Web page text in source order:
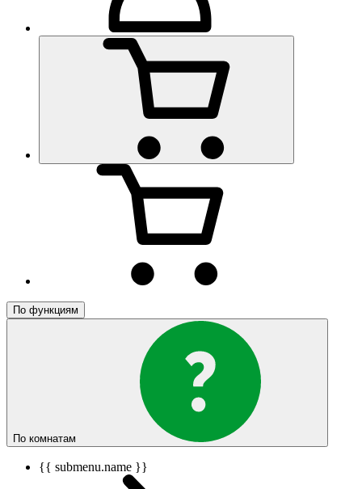
По функциям
По комнатам
{{ submenu.name }}